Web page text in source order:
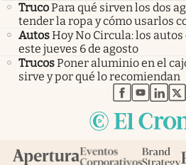
TrucoPara qué sirven los dos
tender la ropa y cómo usarlos
AutosHoy No Circula: los
este jueves 6 de agosto
TrucosPoner aluminio en el
sirve y por qué lo recomiendan
abre enabre en